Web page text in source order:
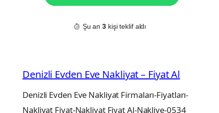
Şu an3kişi teklif aldı
Denizli Evden Eve Nakliyat – Fiyat Al
Denizli Evden Eve Nakliyat Firmaları-Fiyatları-
Nakliyat Fiyat-Nakliyat Fiyat Al-Nakliye-0534